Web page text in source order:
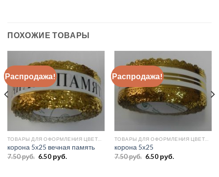
ПОХОЖИЕ ТОВАРЫ
Распродажа!
корона 5х25 вечная память
7.50руб. 6.50 руб.
Распродажа!
корона 5х25
7.50руб. 6.50 руб.